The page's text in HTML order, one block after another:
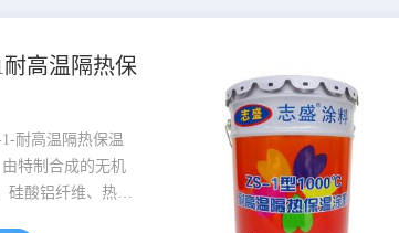
璃空心微珠进行填
m.K（120℃时
温效果良好，有效
率，节能率可达到
耐高温隔热保
耐高温隔热保温
硅酸铝纤维、热反